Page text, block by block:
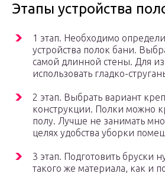
Этапы устройства
1 этап. Необходимо
устройства полок бани.
самой длинной стены. Для
использовать гладко-
2 этап. Выбрать вариант
конструкции. Полки можно
полу. Лучше не занимать
целях удобства уборки
3 этап. Подготовить бруски
такого же материала, как и